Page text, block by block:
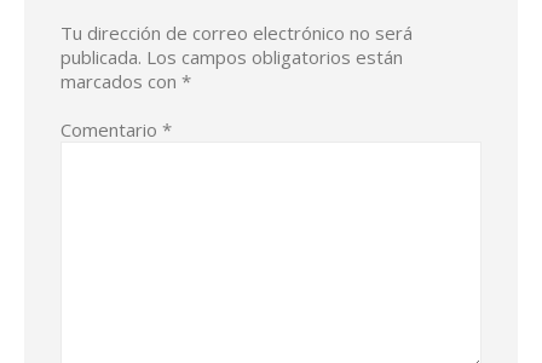
Tu dirección de correo electrónico no será
publicada. Los campos obligatorios están
marcados con *
Comentario *